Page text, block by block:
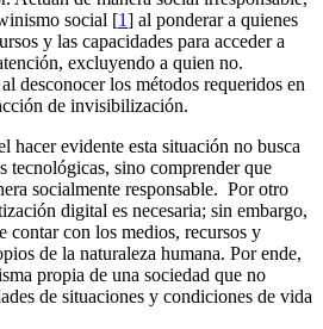
social [1] al ponderar a quienes
y las capacidades para acceder a
excluyendo a quien no.
desconocer los métodos requeridos en
de invisibilización.
hacer evidente esta situación no busca
tecnológicas, sino comprender que
socialmente responsable. Por otro
digital es necesaria; sin embargo,
contar con los medios, recursos y
de la naturaleza humana. Por ende,
propia de una sociedad que no
de situaciones y condiciones de vida